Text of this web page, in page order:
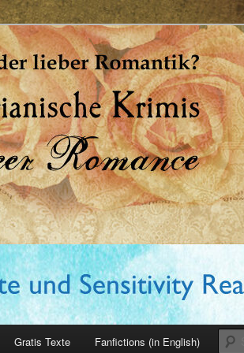
Gratis Texte Fanfictions (in English)